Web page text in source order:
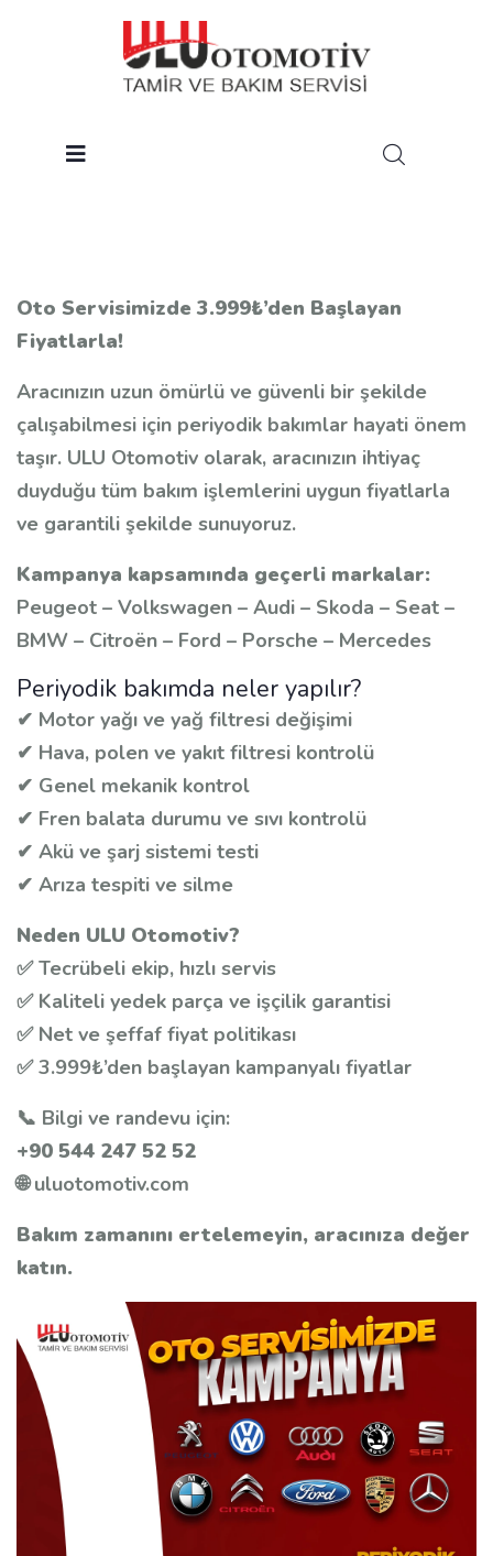
Oto Servisimizde 3.999₺’den Başlayan
Fiyatlarla!
Aracınızın uzun ömürlü ve güvenli bir şekilde
çalışabilmesi için periyodik bakımlar hayati önem
taşır. ULU Otomotiv olarak, aracınızın ihtiyaç
duyduğu tüm bakım işlemlerini uygun fiyatlarla
ve garantili şekilde sunuyoruz.
Kampanya kapsamında geçerli markalar:
Peugeot – Volkswagen – Audi – Skoda – Seat –
BMW – Citroën – Ford – Porsche – Mercedes
Periyodik bakımda neler yapılır?
✔ Motor yağı ve yağ filtresi değişimi
✔ Hava, polen ve yakıt filtresi kontrolü
✔ Genel mekanik kontrol
✔ Fren balata durumu ve sıvı kontrolü
✔ Akü ve şarj sistemi testi
✔ Arıza tespiti ve silme
Neden ULU Otomotiv?
✅ Tecrübeli ekip, hızlı servis
✅ Kaliteli yedek parça ve işçilik garantisi
✅ Net ve şeffaf fiyat politikası
✅ 3.999₺’den başlayan kampanyalı fiyatlar
📞 Bilgi ve randevu için:
+90 544 247 52 52
🌐uluotomotiv.com
Bakım zamanını ertelemeyin, aracınıza değer
katın.